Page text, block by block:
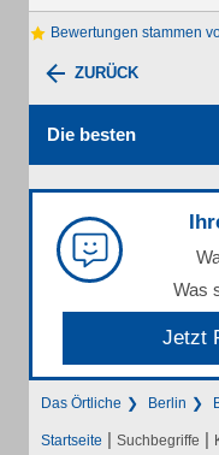
Bewertungen stammen
ZURÜCK
Die besten
Was
Jetzt
Das Örtliche Berlin
Startseite | Suchbegriffe |